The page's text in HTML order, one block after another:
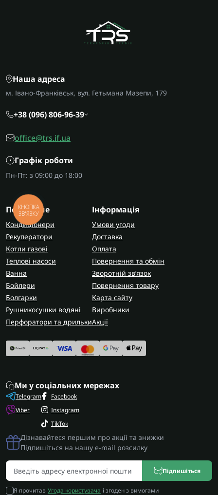
Наша адреса
м. Івано-Франківськ, вул. Гетьмана Мазепи, 179
+38 (096) 806-96-39
office@trs.if.ua
Графік роботи
Пн-Пт: з 09:00 до 18:00
Популярне
Кондиціонери
Рекуператори
Котли газові
Теплові насоси
Ванна
Бойлери
Болгарки
Рушникосушки водяні
Перфоратори та дрильки
Інформація
Умови угоди
Доставка
Оплата
Повернення та обмін
Зворотній зв’язок
Повернення товару
Карта сайту
Виробники
Акції
Ми у соціальних мережах
Telegram
Viber
Facebook
Instagram
TikTok
Дізнавайтеся першим про акції та знижки
Підпишіться на нашу e-mail розсилку
Підпишіться
Я прочитав Угода користувача і згоден з вимогами
КНОПКА
ЗВ'ЯЗКУ